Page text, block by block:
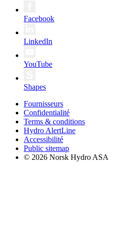
Facebook
LinkedIn
YouTube
Shapes
Fournisseurs
Confidentialité
Terms & conditions
Hydro AlertLine
Accessibilité
Public sitemap
© 2026 Norsk Hydro ASA